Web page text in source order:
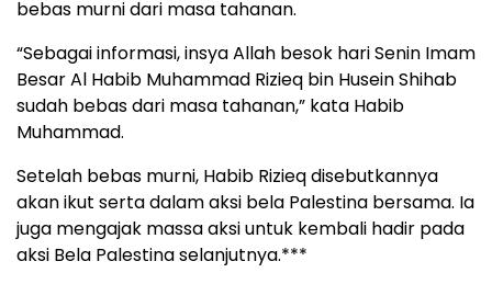
bebas murni dari masa tahanan.
“Sebagai informasi, insya Allah besok hari Senin Imam
Besar Al Habib Muhammad Rizieq bin Husein Shihab
sudah bebas dari masa tahanan,” kata Habib
Muhammad.
Setelah bebas murni, Habib Rizieq disebutkannya
akan ikut serta dalam aksi bela Palestina bersama. Ia
juga mengajak massa aksi untuk kembali hadir pada
aksi Bela Palestina selanjutnya.***